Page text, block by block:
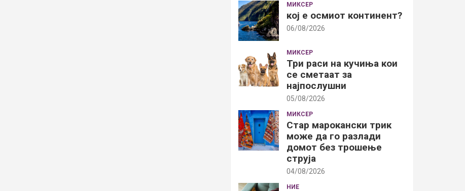
МИКСЕР
кој е осмиот континент?
06/08/2026
МИКСЕР
Три раси на кучиња кои
се сметаат за
најпослушни
05/08/2026
МИКСЕР
Стар марокански трик
може да го разлади
домот без трошење
струја
04/08/2026
НИЕ